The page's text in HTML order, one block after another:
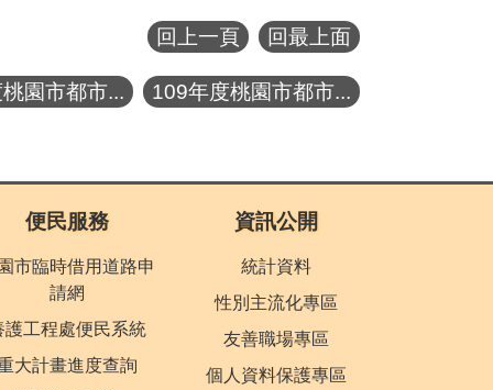
回上一頁 回最上面
園市都市... 109年度桃園市都市...
便民服務
市臨時借用道路申
請網
護工程處便民系統
大計畫進度查詢
資訊公開
統計資料
性別主流化專區
友善職場專區
個人資料保護專區